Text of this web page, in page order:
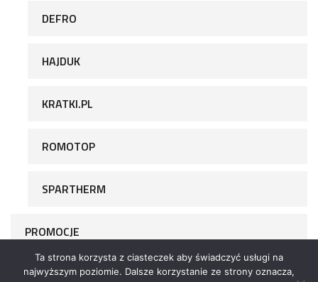
DEFRO
HAJDUK
KRATKI.PL
ROMOTOP
SPARTHERM
PROMOCJE
Ta strona korzysta z ciasteczek aby świadczyć usługi na
najwyższym poziomie. Dalsze korzystanie ze strony oznacza,